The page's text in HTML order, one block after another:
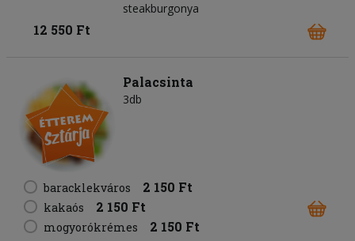
steakburgonya
12 550 Ft
Palacsinta
3db
baracklekváros 2 150 Ft
kakaós 2 150 Ft
mogyorókrémes 2 150 Ft